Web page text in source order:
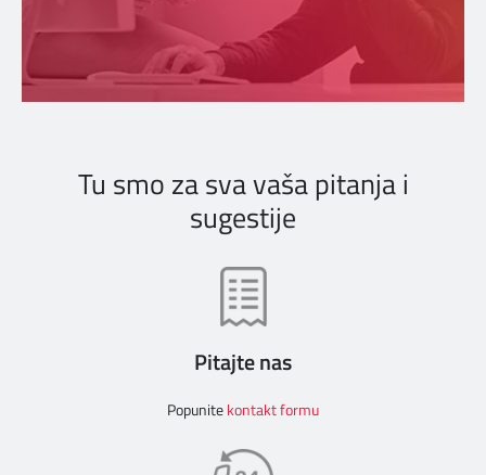
Tu smo za sva vaša pitanja i
sugestije
Pitajte nas
Popunitekontakt formu